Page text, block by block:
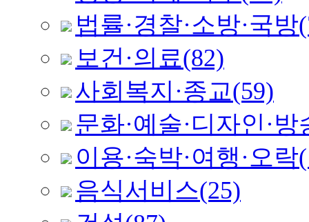
법률·경찰·소방·국방
보건·의료(82)
사회복지·종교(59)
문화·예술·디자인·방
이용·숙박·여행·오락
음식서비스(25)